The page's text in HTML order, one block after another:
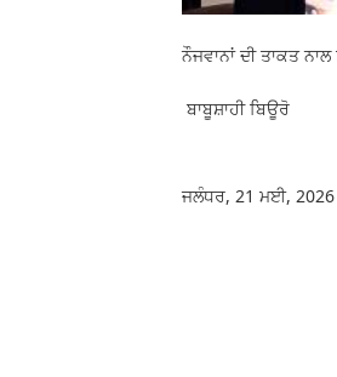
ਨੌਜਵਾਨਾਂ ਦੀ ਤਾਕਤ
ਬਾਬੂਸ਼ਾਹੀ ਬਿਊਰੋ
ਜਲੰਧਰ, 21 ਮਈ, 2026